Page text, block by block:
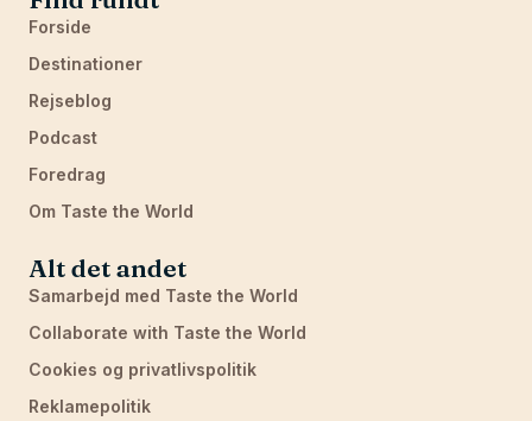
Forside
Destinationer
Rejseblog
Podcast
Foredrag
Om Taste the World
Alt det andet
Samarbejd med Taste the World
Collaborate with Taste the World
Cookies og privatlivspolitik
Reklamepolitik